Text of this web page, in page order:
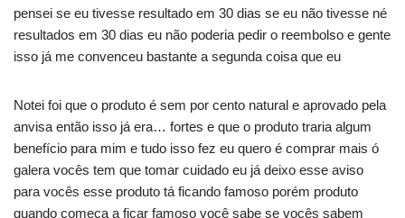
pensei se eu tivesse resultado em 30 dias se eu não tivesse né
resultados em 30 dias eu não poderia pedir o reembolso e gente
isso já me convenceu bastante a segunda coisa que eu
Notei foi que o produto é sem por cento natural e aprovado pela
anvisa então isso já era… fortes e que o produto traria algum
benefício para mim e tudo isso fez eu quero é comprar mais ó
galera vocês tem que tomar cuidado eu já deixo esse aviso
para vocês esse produto tá ficando famoso porém produto
quando começa a ficar famoso você sabe se vocês sabem